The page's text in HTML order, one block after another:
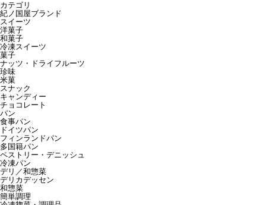
カテゴリ
紀ノ国屋ブランド
スイーツ
洋菓子
和菓子
冷凍スイーツ
菓子
ナッツ・ドライフルーツ
珍味
米菓
スナック
キャンディー
チョコレート
パン
食事パン
ドイツパン
フィンランドパン
多国籍パン
ペストリー・デニッシュ
冷凍パン
デリ／和惣菜
デリカデッセン
和惣菜
簡単調理